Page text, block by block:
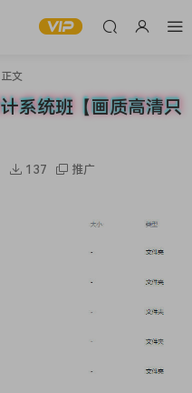
正文
系统班【画质高清只
137 推广